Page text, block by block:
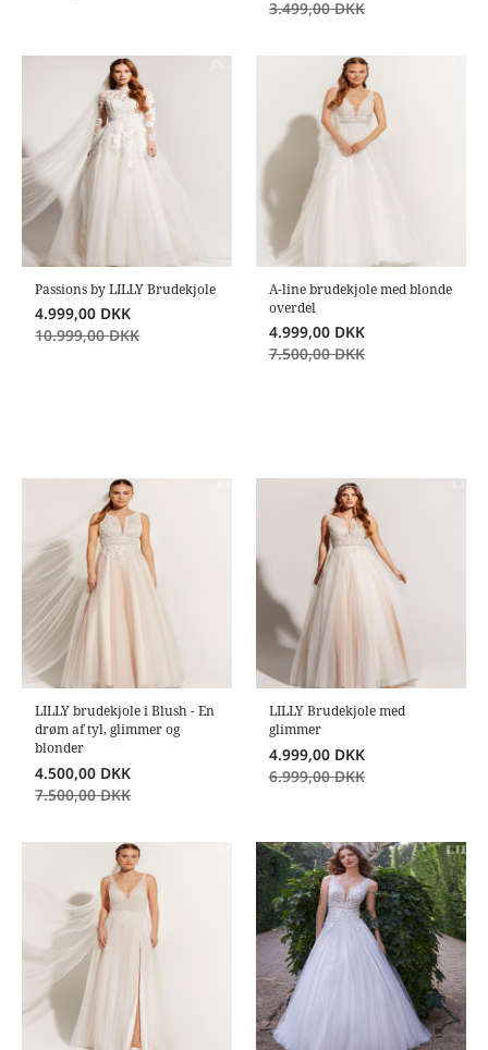
3.499,00 DKK
Passions by LILLY Brudekjole
4.999,00 DKK
10.999,00 DKK
A-line brudekjole med blonde
overdel
4.999,00 DKK
7.500,00 DKK
LILLY brudekjole i Blush - En
drøm af tyl, glimmer og
blonder
4.500,00 DKK
7.500,00 DKK
LILLY Brudekjole med
glimmer
4.999,00 DKK
6.999,00 DKK